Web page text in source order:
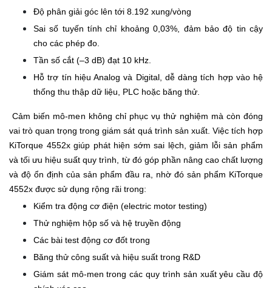
Độ phân giải góc lên tới 8.192 xung/vòng
Sai số tuyến tính chỉ khoảng 0,03%, đảm bảo độ tin cậy
cho các phép đo.
Tần số cắt (–3 dB) đạt 10 kHz.
Hỗ trợ tín hiệu Analog và Digital, dễ dàng tích hợp vào hệ
thống thu thập dữ liệu, PLC hoặc băng thử.
Cảm biến mô-men không chỉ phục vụ thử nghiệm mà còn đóng
vai trò quan trọng trong giám sát quá trình sản xuất. Việc tích hợp
KiTorque 4552x giúp phát hiện sớm sai lệch, giảm lỗi sản phẩm
và tối ưu hiệu suất quy trình, từ đó góp phần nâng cao chất lượng
và độ ổn định của sản phẩm đầu ra, nhờ đó sản phẩm KiTorque
4552x được sử dụng rộng rãi trong:
Kiểm tra động cơ điện (electric motor testing)
Thử nghiệm hộp số và hệ truyền động
Các bài test động cơ đốt trong
Băng thử công suất và hiệu suất trong R&D
Giám sát mô-men trong các quy trình sản xuất yêu cầu độ